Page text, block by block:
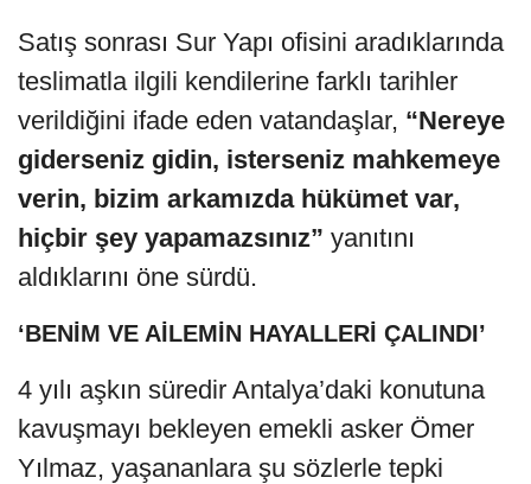
Satış sonrası Sur Yapı ofisini aradıklarında
teslimatla ilgili kendilerine farklı tarihler
verildiğini ifade eden vatandaşlar, “Nereye
giderseniz gidin, isterseniz mahkemeye
verin, bizim arkamızda hükümet var,
hiçbir şey yapamazsınız” yanıtını
aldıklarını öne sürdü.
‘BENİM VE AİLEMİN HAYALLERİ ÇALINDI’
4 yılı aşkın süredir Antalya’daki konutuna
kavuşmayı bekleyen emekli asker Ömer
Yılmaz, yaşananlara şu sözlerle tepki